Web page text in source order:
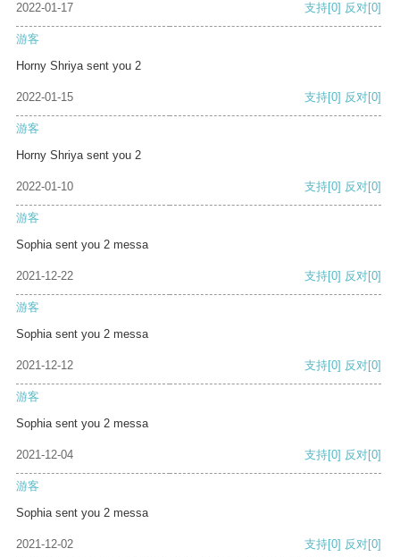
2022-01-17 支持[0] 反对[0]
游客
Horny Shriya sent you 2
2022-01-15 支持[0] 反对[0]
游客
Horny Shriya sent you 2
2022-01-10 支持[0] 反对[0]
游客
Sophia sent you 2 messa
2021-12-22 支持[0] 反对[0]
游客
Sophia sent you 2 messa
2021-12-12 支持[0] 反对[0]
游客
Sophia sent you 2 messa
2021-12-04 支持[0] 反对[0]
游客
Sophia sent you 2 messa
2021-12-02 支持[0] 反对[0]